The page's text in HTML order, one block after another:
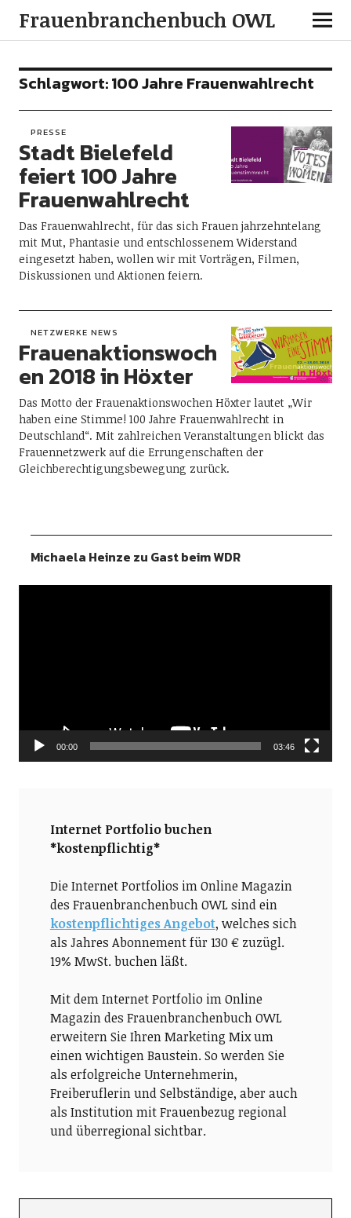
Frauenbranchenbuch OWL
Schlagwort:100 Jahre Frauenwahlrecht
PRESSE
Stadt Bielefeld
feiert 100 Jahre
Frauenwahlrecht
Das Frauenwahlrecht, für das sich Frauen jahrzehntelang
mit Mut, Phantasie und entschlossenem Widerstand
eingesetzt haben, wollen wir mit Vorträgen, Filmen,
Diskussionen und Aktionen feiern.
NETZWERKE NEWS
Frauenaktionswoch
en 2018 in Höxter
Das Motto der Frauenaktionswochen Höxter lautet „Wir
haben eine Stimme! 100 Jahre Frauenwahlrecht in
Deutschland“. Mit zahlreichen Veranstaltungen blickt das
Frauennetzwerk auf die Errungenschaften der
Gleichberechtigungsbewegung zurück.
Michaela Heinze zu Gast beim WDR
00:00 03:46
Internet Portfolio buchen
*kostenpflichtig*
Die Internet Portfolios im Online Magazin
des Frauenbranchenbuch OWL sind ein
kostenpflichtiges Angebot, welches sich
als Jahres Abonnement für 130 € zuzügl.
19% MwSt. buchen läßt.
Mit dem Internet Portfolio im Online
Magazin des Frauenbranchenbuch OWL
erweitern Sie Ihren Marketing Mix um
einen wichtigen Baustein. So werden Sie
als erfolgreiche Unternehmerin,
Freiberuflerin und Selbständige, aber auch
als Institution mit Frauenbezug regional
und überregional sichtbar.